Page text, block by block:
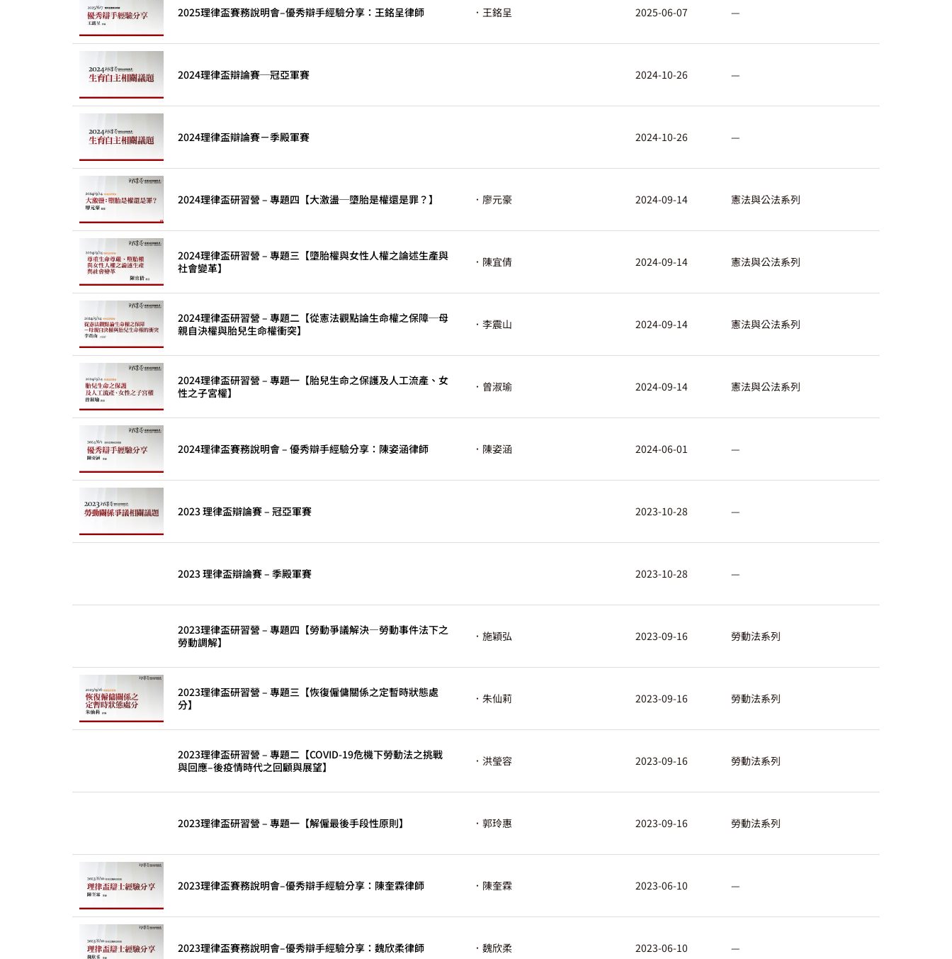
2025理律盃賽務說明會–優秀辯手經驗分享：王銘呈律師 ．王銘呈 2025-06-07 —
2024理律盃辯論賽─冠亞軍賽 2024-10-26 —
2024理律盃辯論賽－季殿軍賽 2024-10-26 —
2024理律盃研習營 – 專題四【大激盪─墮胎是權還是罪？】 ．廖元豪 2024-09-14 憲法與公法系列
2024理律盃研習營 – 專題三【墮胎權與女性人權之論述生產與
社會變革】
．陳宜倩 2024-09-14 憲法與公法系列
2024理律盃研習營 – 專題二【從憲法觀點論生命權之保障─母
親自決權與胎兒生命權衝突】
．李震山 2024-09-14 憲法與公法系列
2024理律盃研習營 – 專題一【胎兒生命之保護及人工流產、女
性之子宮權】
．曾淑瑜 2024-09-14 憲法與公法系列
2024理律盃賽務說明會 – 優秀辯手經驗分享：陳姿涵律師 ．陳姿涵 2024-06-01 —
2023 理律盃辯論賽 – 冠亞軍賽 2023-10-28 —
2023 理律盃辯論賽 – 季殿軍賽 2023-10-28 —
2023理律盃研習營 – 專題四【勞動爭議解決—勞動事件法下之
勞動調解】
．施穎弘 2023-09-16 勞動法系列
2023理律盃研習營 – 專題三【恢復僱傭關係之定暫時狀態處
分】
．朱仙莉 2023-09-16 勞動法系列
2023理律盃研習營 – 專題二【COVID-19危機下勞動法之挑戰
與回應–後疫情時代之回顧與展望】
．洪瑩容 2023-09-16 勞動法系列
2023理律盃研習營 – 專題一【解僱最後手段性原則】 ．郭玲惠 2023-09-16 勞動法系列
2023理律盃賽務說明會–優秀辯手經驗分享：陳奎霖律師 ．陳奎霖 2023-06-10 —
2023理律盃賽務說明會–優秀辯手經驗分享：魏欣柔律師 ．魏欣柔 2023-06-10 —